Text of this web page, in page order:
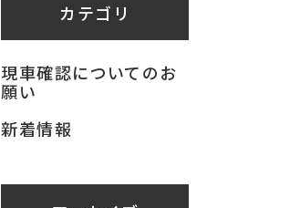
カテゴリ
現車確認についてのお
願い
新着情報